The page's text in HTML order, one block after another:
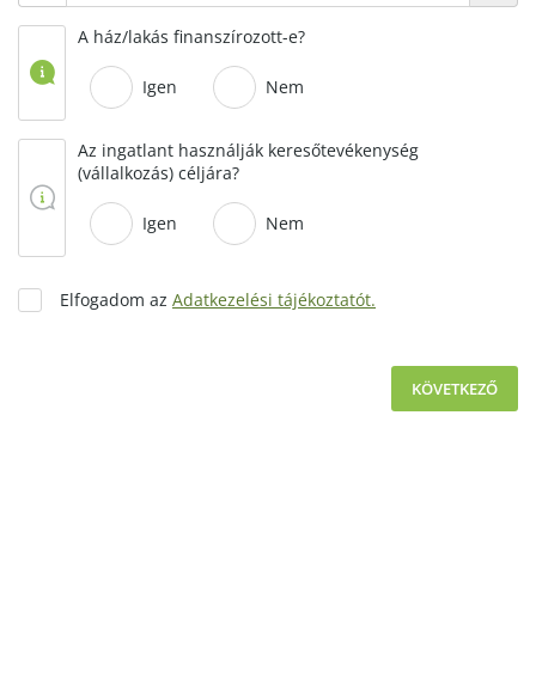
A ház/lakás finanszírozott-e?
Igen Nem
Az ingatlant használják keresőtevékenység
(vállalkozás) céljára?
Igen Nem
Elfogadom az Adatkezelési tájékoztatót.
KÖVETKEZŐ